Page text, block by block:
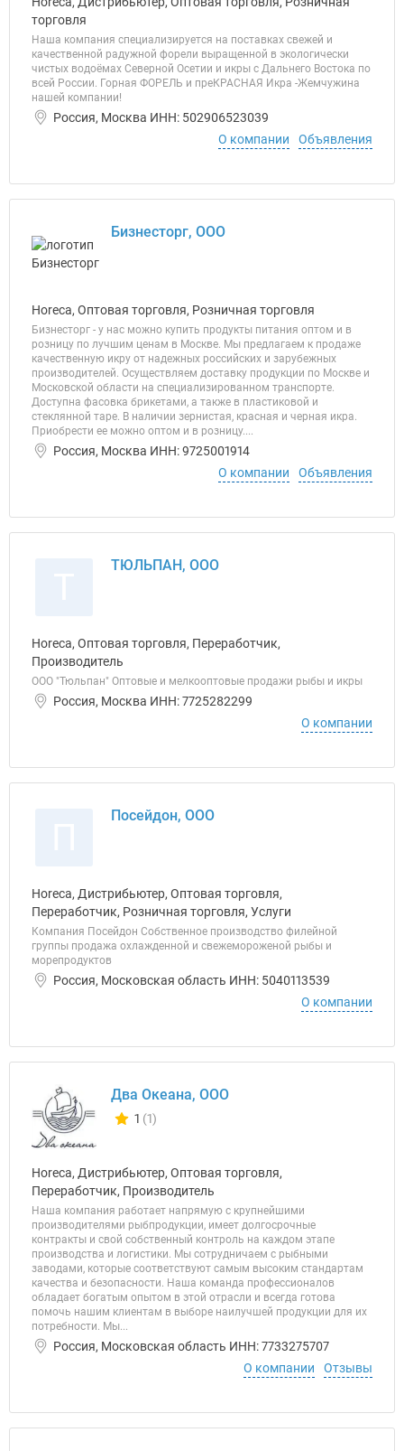
торговля
Наша компания специализируется на поставках свежей и
качественной радужной форели выращенной в экологически
чистых водоёмах Северной Осетии и икры с Дальнего Востока по
всей России. Горная ФОРЕЛЬ и преКРАСНАЯ Икра -Жемчужина
нашей компании!
Россия, Москва ИНН: 502906523039
О компании
Объявления
Бизнесторг, ООО
Horeca, Оптовая торговля, Розничная торговля
Бизнесторг - у нас можно купить продукты питания оптом и в
розницу по лучшим ценам в Москве. Мы предлагаем к продаже
качественную икру от надежных российских и зарубежных
производителей. Осуществляем доставку продукции по Москве и
Московской области на специализированном транспорте.
Доступна фасовка брикетами, а также в пластиковой и
стеклянной таре. В наличии зернистая, красная и черная икра.
Приобрести ее можно оптом и в розницу....
Россия, Москва ИНН: 9725001914
О компании
Объявления
ТЮЛЬПАН, ООО
Horeca, Оптовая торговля, Переработчик,
Производитель
ООО "Тюльпан" Оптовые и мелкооптовые продажи рыбы и икры
Россия, Москва ИНН: 7725282299
О компании
Посейдон, ООО
Horeca, Дистрибьютер, Оптовая торговля,
Переработчик, Розничная торговля, Услуги
Компания Посейдон Собственное производство филейной
группы продажа охлажденной и свежемороженой рыбы и
морепродуктов
Россия, Московская область ИНН: 5040113539
О компании
Два Океана, ООО
Количество отзывов у компании всего и сегодня
1 (1)
Horeca, Дистрибьютер, Оптовая торговля,
Переработчик, Производитель
Наша компания работает напрямую с крупнейшими
производителями рыбпродукции, имеет долгосрочные
контракты и свой собственный контроль на каждом этапе
производства и логистики. Мы сотрудничаем с рыбными
заводами, которые соответствуют самым высоким стандартам
качества и безопасности. Наша команда профессионалов
обладает богатым опытом в этой отрасли и всегда готова
помочь нашим клиентам в выборе наилучшей продукции для их
потребности. Мы...
Россия, Московская область ИНН: 7733275707
О компании
Отзывы